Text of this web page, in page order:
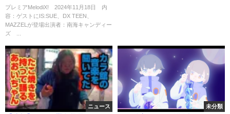
11月18日
プレミアMelodiX! 2024年11月18日 内
容：ゲストにIS:SUE、DX TEEN、
MAZZELが登場出演者：南海キャンディー
ズ ...
ニュース 未分類